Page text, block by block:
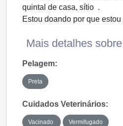
quintal de casa, sítio .
Estou doando por que
Mais detalhes
Pelagem:
Preta
Cuidados Veterinários:
Vacinado Vermifugado